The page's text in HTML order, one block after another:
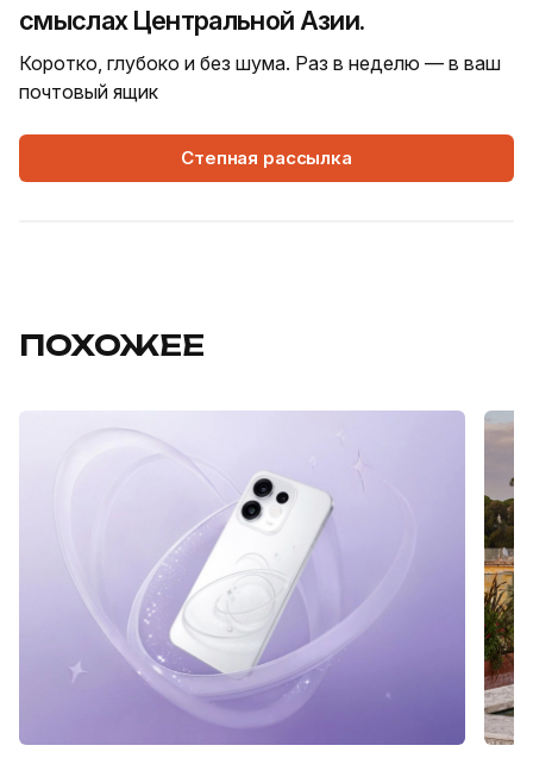
смыслах Центральной Азии.
Коротко, глубоко и без шума. Раз в неделю — в ваш
почтовый ящик
Степная рассылка
ПОХОЖЕЕ